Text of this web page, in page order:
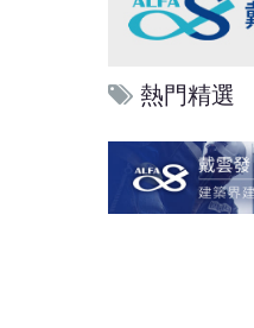
熱門精選